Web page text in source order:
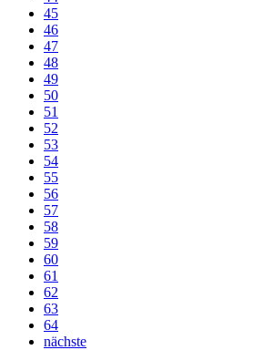
45
46
47
48
49
50
51
52
53
54
55
56
57
58
59
60
61
62
63
64
nächste